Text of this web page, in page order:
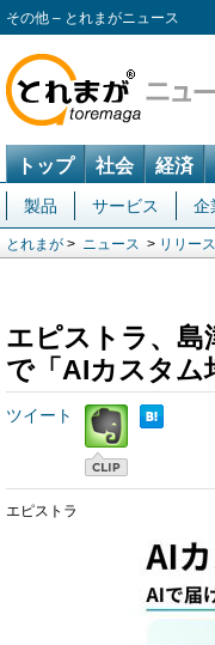
その他 – とれまがニュース
トップ 社会 経済
製品 サービス 企
とれまが > ニュース > リリー
エピストラ、島
で「AIカスタム
ツイート
エピストラ